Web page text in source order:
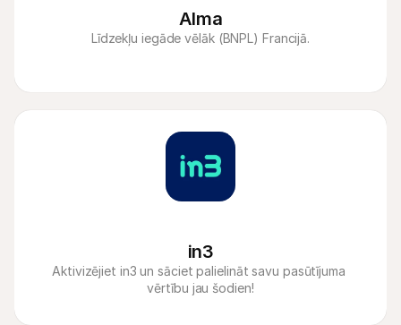
Alma
Līdzekļu iegāde vēlāk (BNPL) Francijā.
in3
Aktivizējiet in3 un sāciet palielināt savu pasūtījuma
vērtību jau šodien!